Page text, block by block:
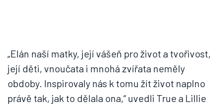
„Elán naší matky, její vášeň pro život a tvořivost,
její děti, vnoučata i mnohá zvířata neměly
obdoby. Inspirovaly nás k tomu žít život naplno
právě tak, jak to dělala ona,“ uvedli True a Lillie